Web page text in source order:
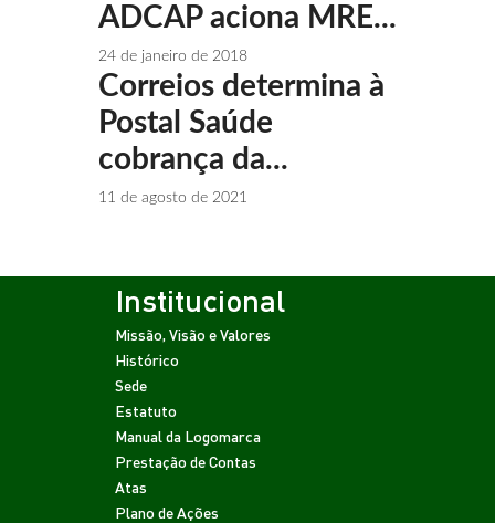
ADCAP aciona MRE...
24 de janeiro de 2018
Correios determina à
Postal Saúde
cobrança da...
11 de agosto de 2021
Institucional
Missão, Visão e Valores
Histórico
Sede
Estatuto
Manual da Logomarca
Prestação de Contas
Atas
Plano de Ações